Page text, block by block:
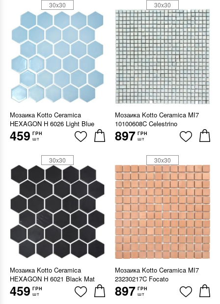
Мозаика Kotto Ceramica
HEXAGON H 6026 Light Blue
459 ГРН
шт
30x30
Мозаика Kotto Ceramica MI7
10100608C Celestrino
897 ГРН
шт
30x30
Мозаика Kotto Ceramica
HEXAGON H 6021 Black Mat
459 ГРН
шт
30x30
Мозаика Kotto Ceramica MI7
23230217C Focato
897 ГРН
шт
30x30